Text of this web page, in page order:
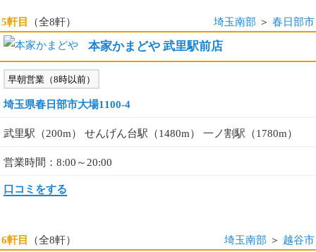
5軒目 （全8軒） 埼玉南部 ＞ 春日部市
本家かまどや 武里駅前店
早朝営業（8時以前）
埼玉県春日部市大場1100-4
武里駅（200m） せんげん台駅（1480m） 一ノ割駅（1780m）
営業時間：8:00～20:00
口コミをする
6軒目 （全8軒） 埼玉南部 ＞ 越谷市